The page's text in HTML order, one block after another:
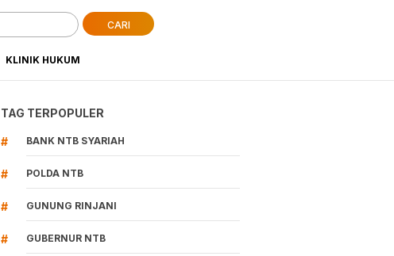
CARI
KLINIK HUKUM
TAG TERPOPULER
# BANK NTB SYARIAH
# POLDA NTB
# GUNUNG RINJANI
# GUBERNUR NTB